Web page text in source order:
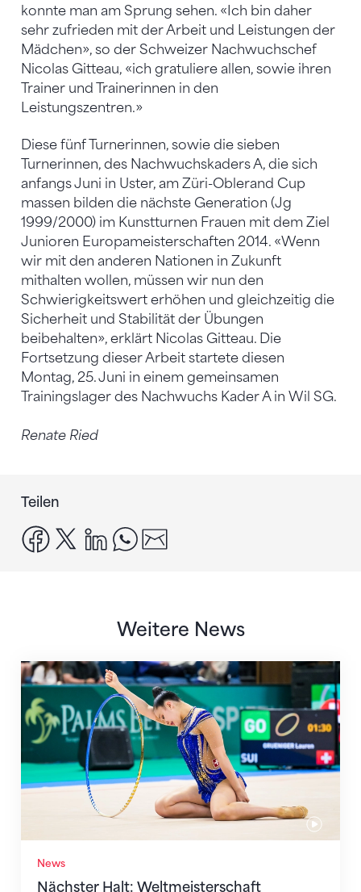
konnte man am Sprung sehen. «Ich bin daher
sehr zufrieden mit der Arbeit und Leistungen der
Mädchen», so der Schweizer Nachwuchschef
Nicolas Gitteau, «ich gratuliere allen, sowie ihren
Trainer und Trainerinnen in den
Leistungszentren.»
Diese fünf Turnerinnen, sowie die sieben
Turnerinnen, des Nachwuchskaders A, die sich
anfangs Juni in Uster, am Züri-Oblerand Cup
massen bilden die nächste Generation (Jg
1999/2000) im Kunstturnen Frauen mit dem Ziel
Junioren Europameisterschaften 2014. «Wenn
wir mit den anderen Nationen in Zukunft
mithalten wollen, müssen wir nun den
Schwierigkeitswert erhöhen und gleichzeitig die
Sicherheit und Stabilität der Übungen
beibehalten», erklärt Nicolas Gitteau. Die
Fortsetzung dieser Arbeit startete diesen
Montag, 25. Juni in einem gemeinsamen
Trainingslager des Nachwuchs Kader A in Wil SG.
Renate Ried
Teilen
facebook
x linkedinwhatsapp
Weitere News
News
Nächster Halt: Weltmeisterschaft
Nächster Halt: Weltmeisterschaft